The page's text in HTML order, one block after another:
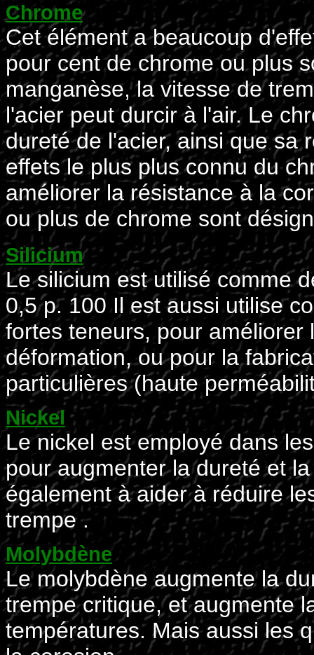
Chrome
Cet élément a beaucoup
pour cent de chrome ou plus
manganèse, la vitesse de
l'acier peut durcir à l'air. Le
dureté de l'acier, ainsi que sa
effets le plus plus connu du
améliorer la résistance à la
ou plus de chrome sont
Silicium
Le silicium est utilisé comme
0,5 p. 100 Il est aussi utilise
fortes teneurs, pour améliorer
déformation, ou pour la
particulières (haute
Nickel
Le nickel est employé dans
pour augmenter la dureté et
également à aider à réduire
trempe .
Molybdène
Le molybdène augmente la
trempe critique, et augmente
températures. Mais aussi les